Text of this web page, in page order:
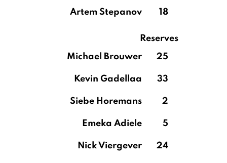
Artem Stepanov 18
Reserves
Michael Brouwer
25
Kevin Gadellaa 33
Siebe Horemans 2
Emeka Adiele 5
Nick Viergever 24